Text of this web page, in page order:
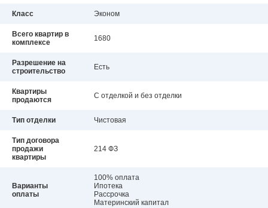
Класс Эконом
Всего квартир в
комплексе
1680
Разрешение на
строительство
Есть
Квартиры
продаются
С отделкой и без отделки
Тип отделки Чистовая
Тип договора
продажи
квартиры
214 ФЗ
Варианты
оплаты
100% оплата
Ипотека
Рассрочка
Материнский капитал